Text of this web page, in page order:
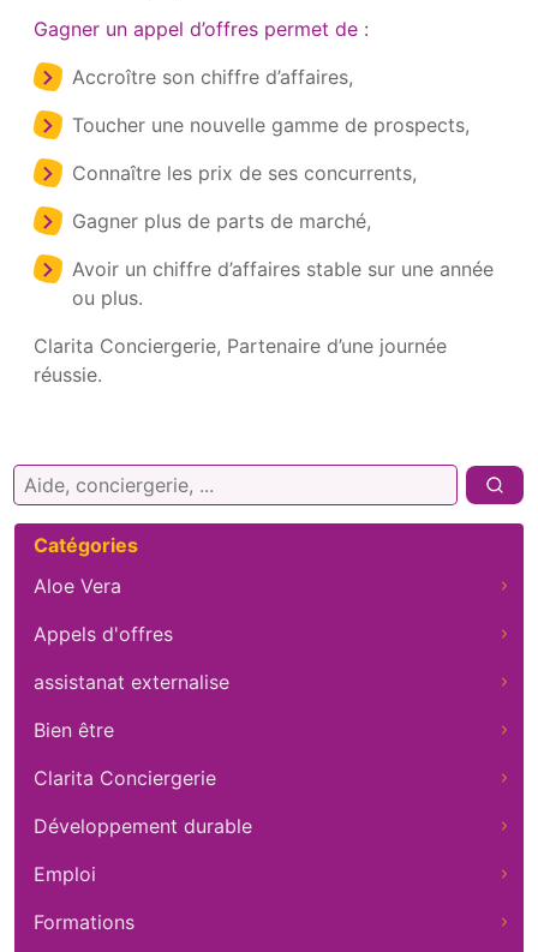
Gagner un appel d’offres permet de :
Accroître son chiffre d’affaires,
Toucher une nouvelle gamme de prospects,
Connaître les prix de ses concurrents,
Gagner plus de parts de marché,
Avoir un chiffre d’affaires stable sur une année
ou plus.
Clarita Conciergerie, Partenaire d’une journée
réussie.
Rechercher :
Catégories
Aloe Vera
Appels d'offres
assistanat externalise
Bien être
Clarita Conciergerie
Développement durable
Emploi
Formations